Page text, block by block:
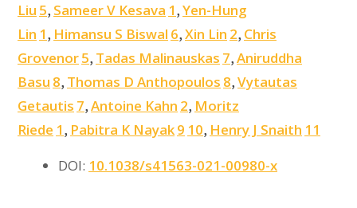
Liu 5, Sameer V Kesava 1,Yen-Hung
Lin 1, Himansu S Biswal 6,Xin Lin 2, Chris
Grovenor5, Tadas Malinauskas 7,Aniruddha
Basu 8, Thomas D Anthopoulos 8,Vytautas
Getautis 7,Antoine Kahn 2, Moritz
Riede 1, Pabitra K Nayak9 10, Henry J Snaith 11
DOI: 10.1038/s41563-021-00980-x